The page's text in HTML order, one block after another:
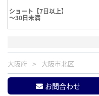
ショート【7日以上】
～30日未満
大阪府 大阪市北区
お問合わせ